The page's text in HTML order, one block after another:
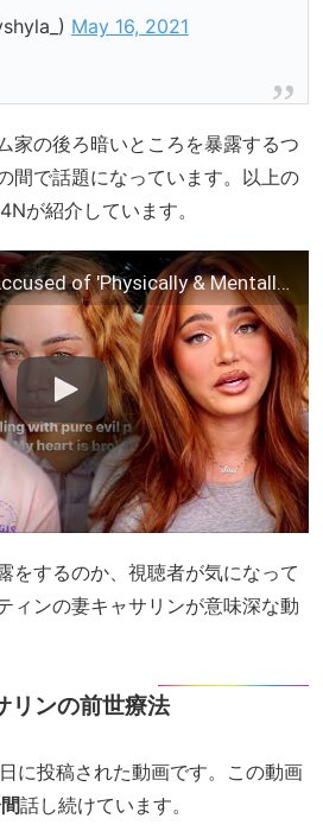
May 16, 2021
家の後ろ暗いところを暴露するつ
間で話題になっています。以上の
が紹介しています。
Landon McBroom Accused of 'Physically & Mentally Hurting' Shyla During Breakup
をするのか、視聴者が気になって
ィンの妻キャサリンが意味深な動
リンの前世療法
に投稿された動画です。この動画
話し続けています。